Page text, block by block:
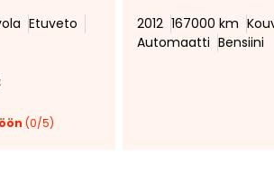
Etuveto
(0/5)
valot, Lohkolämmitin
2012 167000 km
Automaatti Bensiini